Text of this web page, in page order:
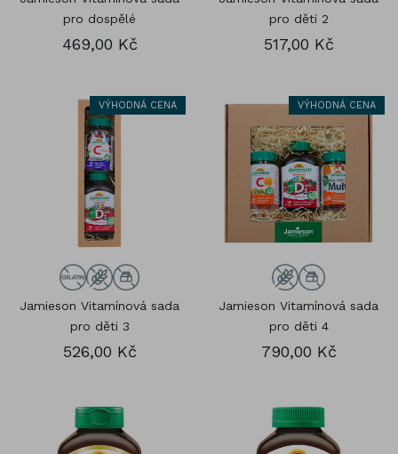
pro dospělé
469,00 Kč
pro děti 2
517,00 Kč
VÝHODNÁ CENA
Jamieson Vitamínová sada
pro děti 3
526,00 Kč
VÝHODNÁ CENA
Jamieson Vitamínová sada
pro děti 4
790,00 Kč